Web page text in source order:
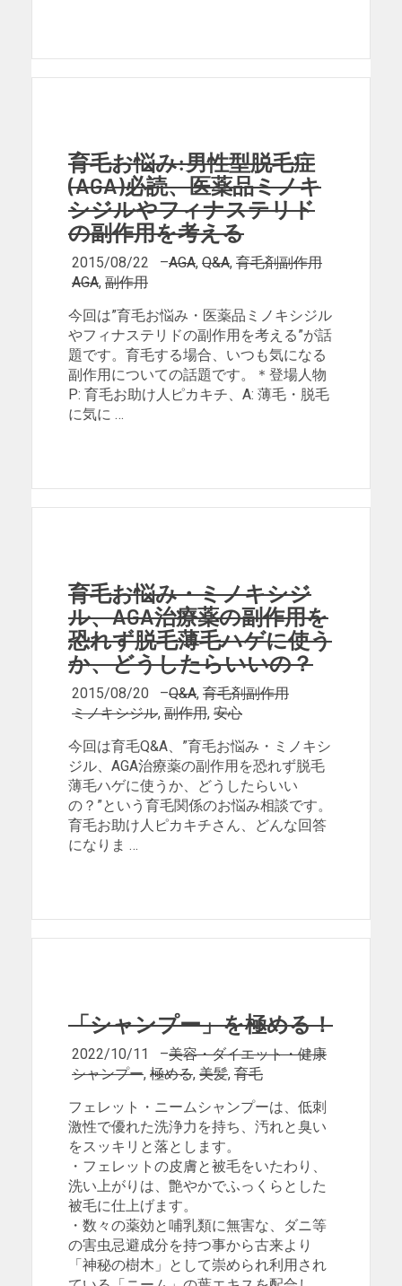
育毛お悩み:男性型脱毛症
(AGA)必読、医薬品ミノキ
シジルやフィナステリド
の副作用を考える
2015/08/22 –AGA, Q&A, 育毛剤副作用
AGA, 副作用
今回は”育毛お悩み・医薬品ミノキシジル
やフィナステリドの副作用を考える”が話
題です。育毛する場合、いつも気になる
副作用についての話題です。＊登場人物
P: 育毛お助け人ピカキチ、A: 薄毛・脱毛
に気に …
育毛お悩み・ミノキシジ
ル、AGA治療薬の副作用を
恐れず脱毛薄毛ハゲに使う
か、どうしたらいいの？
2015/08/20 –Q&A, 育毛剤副作用
ミノキシジル, 副作用, 安心
今回は育毛Q&A、”育毛お悩み・ミノキシ
ジル、AGA治療薬の副作用を恐れず脱毛
薄毛ハゲに使うか、どうしたらいい
の？”という育毛関係のお悩み相談です。
育毛お助け人ピカキチさん、どんな回答
になりま …
「シャンプー」を極める！
2022/10/11 –美容・ダイエット・健康
シャンプー, 極める, 美髪, 育毛
フェレット・ニームシャンプーは、低刺
激性で優れた洗浄力を持ち、汚れと臭い
をスッキリと落とします。
・フェレットの皮膚と被毛をいたわり、
洗い上がりは、艶やかでふっくらとした
被毛に仕上げます。
・数々の薬効と哺乳類に無害な、ダニ等
の害虫忌避成分を持つ事から古来より
「神秘の樹木」として崇められ利用され